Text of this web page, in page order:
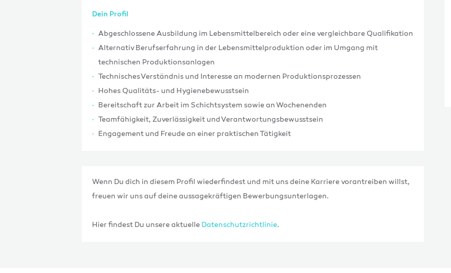
Dein Profil
Abgeschlossene Ausbildung im Lebensmittelbereich oder eine vergleichbare Qualifikation
Alternativ Berufserfahrung in der Lebensmittelproduktion oder im Umgang mit
technischen Produktionsanlagen
Technisches Verständnis und Interesse an modernen Produktionsprozessen
Hohes Qualitäts- und Hygienebewusstsein
Bereitschaft zur Arbeit im Schichtsystem sowie an Wochenenden
Teamfähigkeit, Zuverlässigkeit und Verantwortungsbewusstsein
Engagement und Freude an einer praktischen Tätigkeit
Wenn Du dich in diesem Profil wiederfindest und mit uns deine Karriere vorantreiben willst,
freuen wir uns auf deine aussagekräftigen Bewerbungsunterlagen.
Hier findest Du unsere aktuelle Datenschutzrichtlinie.